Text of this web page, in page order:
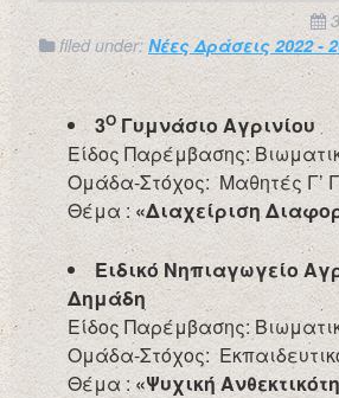
filed under: Νέες Δράσεις 2022 -
3ΟΓυμνάσιο Αγρινίου
Είδος Παρέμβασης:
Ομάδα-Στόχος: Μαθητές Γ’
Θέμα :«Διαχείριση
Ειδικό Νηπιαγωγείο
Δημάδη
Είδος Παρέμβασης:
Ομάδα-Στόχος:
Θέμα :«Ψυχική